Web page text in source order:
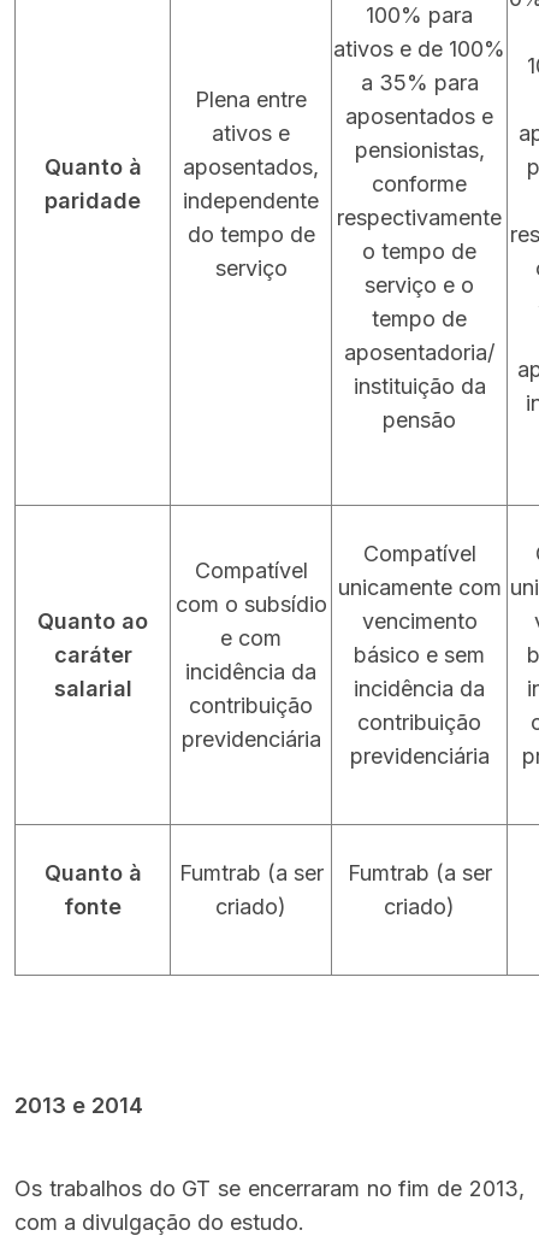
Quanto à
paridade
Plena entre
ativos e
aposentados,
independente
do tempo de
serviço
100% para
ativos e de 100%
a 35% para
aposentados e
pensionistas,
conforme
respectivamente
o tempo de
serviço e o
tempo de
aposentadoria/
instituição da
pensão
Quanto ao
caráter
salarial
Compatível
com o subsídio
e com
incidência da
contribuição
previdenciária
Compatível
unicamente com
vencimento
básico e sem
incidência da
contribuição
previdenciária
Quanto à
fonte
Fumtrab (a ser
criado)
Fumtrab (a ser
criado)
2013 e 2014
Os trabalhos do GT se encerraram no fim de 2013,
com a divulgação do estudo.